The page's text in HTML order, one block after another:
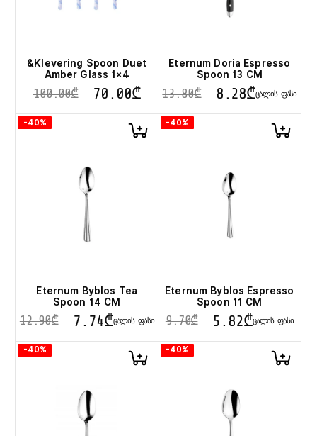
&Klevering Spoon Duet
Amber Glass 1×4
100.00₾ 70.00₾
Eternum Doria Espresso
Spoon 13 CM
13.80₾ 8.28₾ᲪᲐᲚᲘᲡ ᲤᲐᲡᲘ
-40%
Eternum Byblos Tea
Spoon 14 CM
12.90₾ 7.74₾ᲪᲐᲚᲘᲡ ᲤᲐᲡᲘ
-40%
Eternum Byblos Espresso
Spoon 11 CM
9.70₾ 5.82₾ᲪᲐᲚᲘᲡ ᲤᲐᲡᲘ
-40% -40%